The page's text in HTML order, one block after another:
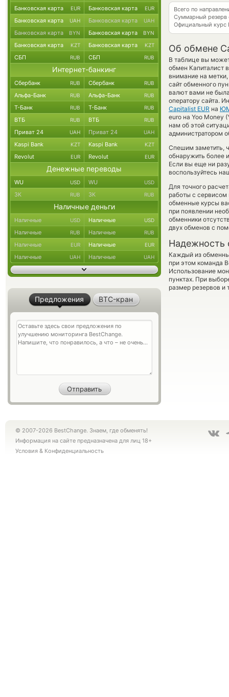
Всего по
Суммарный резерв
Официальный курс
Об обмене
В таблице вы
обмен Капиталист
внимание на
сайт обменного
валют вами не
оператору сайта.
Capitalist EUR на
euro на Yoo Money
нам об этой
администратором
Спешим заметить,
обнаружить более
Если вы еще ни
воспользуйтесь
Для точного
работы с
обменные курсы
при появлении
обменники
двух обменов с
Надежность
Каждый из
при этом команда
Использование
пунктах. При
размер резервов и
Банковская карта EUR Банковская карта EUR
Банковская карта UAH Банковская карта UAH
Банковская карта BYN Банковская карта BYN
Банковская карта KZT Банковская карта KZT
СБП RUB СБП RUB
Интернет-банкинг
Сбербанк RUB Сбербанк RUB
Альфа-Банк RUB Альфа-Банк RUB
Т-Банк RUB Т-Банк RUB
ВТБ RUB ВТБ RUB
Приват 24 UAH Приват 24 UAH
Kaspi Bank KZT Kaspi Bank KZT
Revolut EUR Revolut EUR
Денежные переводы
WU USD WU USD
ЗК RUB ЗК RUB
Наличные деньги
Наличные USD Наличные USD
Наличные RUB Наличные RUB
Наличные EUR Наличные EUR
Наличные UAH Наличные UAH
Предложения BTC-кран
© 2007-2026 BestChange. Знаем, где обменять!
Информация на сайте предназначена для лиц 18+
Условия & Конфиденциальность